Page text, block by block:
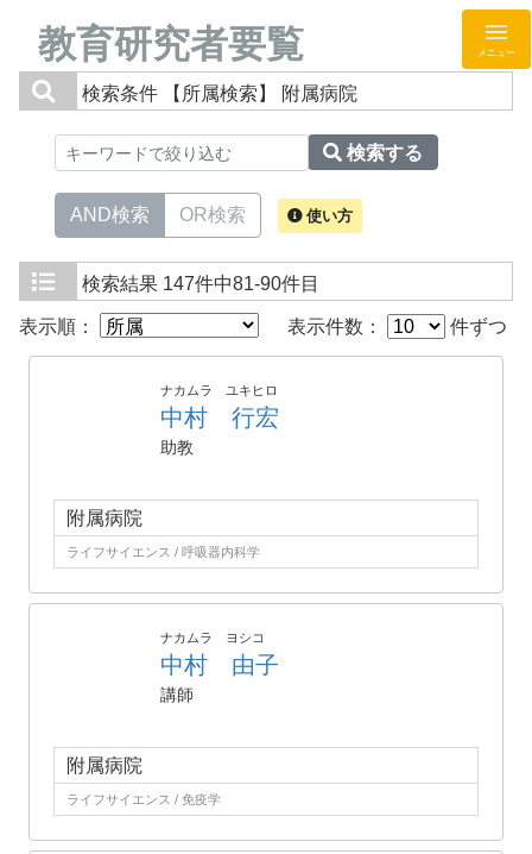
教育研究者要覧 メニュー
検索条件 【所属検索】 附属病院
検索する
AND検索 OR検索 使い方
検索結果 147件中81-90件目
表示順： 表示件数： 件ずつ
ナカムラ ユキヒロ
中村 行宏
助教
附属病院
ライフサイエンス / 呼吸器内科学
ナカムラ ヨシコ
中村 由子
講師
附属病院
ライフサイエンス / 免疫学